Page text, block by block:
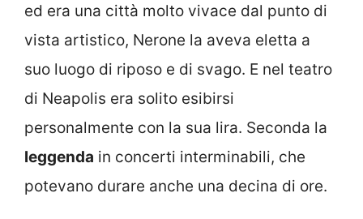
ed era una città molto vivace dal punto di
vista artistico, Nerone la aveva eletta a
suo luogo di riposo e di svago. E nel teatro
di Neapolis era solito esibirsi
personalmente con la sua lira. Seconda la
leggenda in concerti interminabili, che
potevano durare anche una decina di ore.